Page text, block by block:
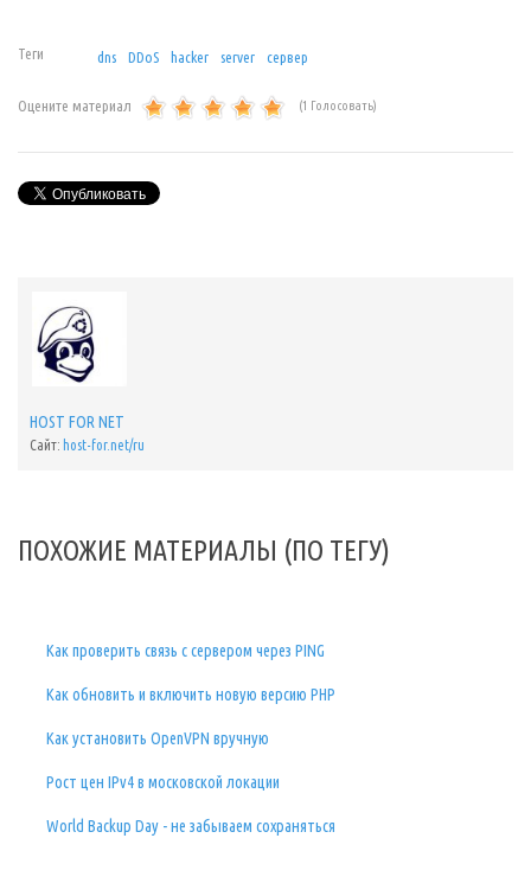
Теги dns DDoS hacker server сервер
Оцените материал (1 Голосовать)
HOST FOR NET
Сайт: host-for.net/ru
ПОХОЖИЕ МАТЕРИАЛЫ (ПО ТЕГУ)
Как проверить связь с сервером через PING
Как обновить и включить новую версию PHP
Как установить OpenVPN вручную
Рост цен IPv4 в московской локации
World Backup Day - не забываем сохраняться